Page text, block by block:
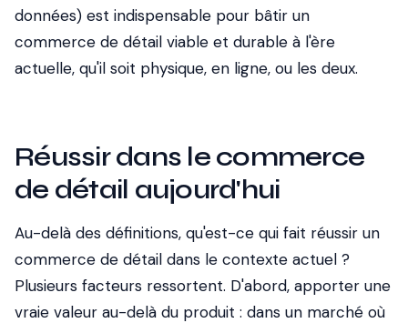
données) est indispensable pour bâtir un
commerce de détail viable et durable à l'ère
actuelle, qu'il soit physique, en ligne, ou les deux.
Réussir dans le commerce
de détail aujourd'hui
Au-delà des définitions, qu'est-ce qui fait réussir un
commerce de détail dans le contexte actuel ?
Plusieurs facteurs ressortent. D'abord, apporter une
vraie valeur au-delà du produit : dans un marché où